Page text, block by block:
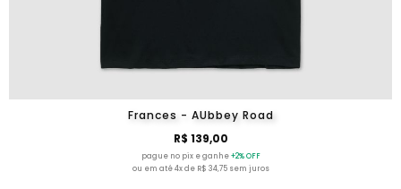
Frances - AUbbey Road
R$ 139,00
pague no pix e ganhe+2% OFF
ou em até 4x de R$ 34,75 sem juros